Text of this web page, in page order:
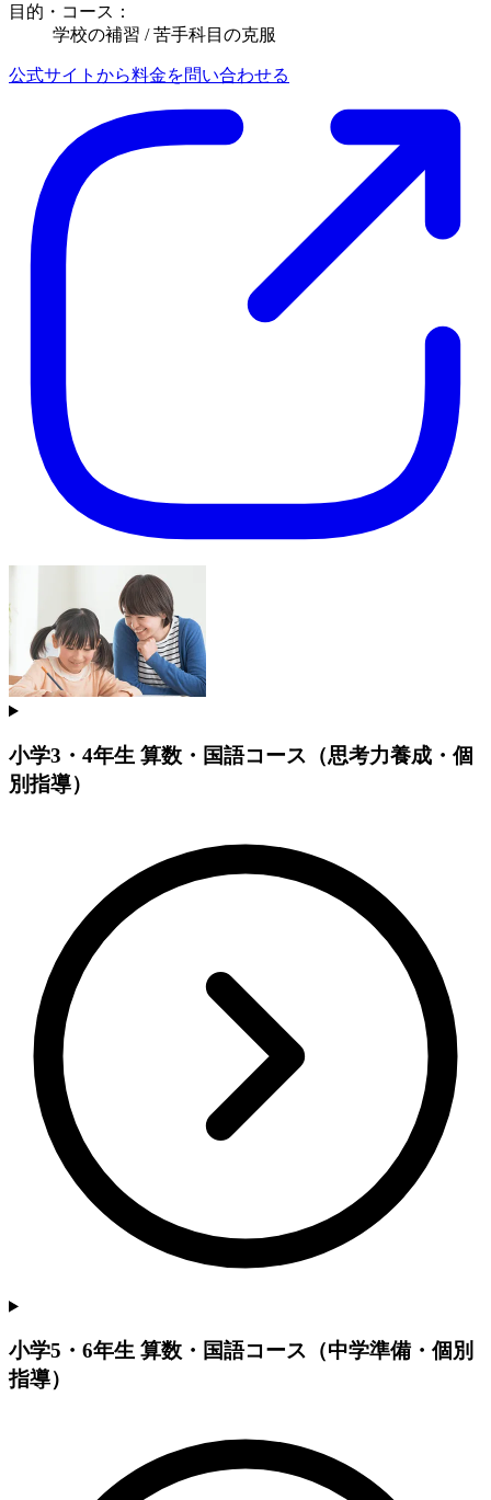
目的・コース：
学校の補習 / 苦手科目の克服
公式サイトから料金を問い合わせる
小学3・4年生 算数・国語コース（思考力養成・個
別指導）
小学5・6年生 算数・国語コース（中学準備・個別
指導）